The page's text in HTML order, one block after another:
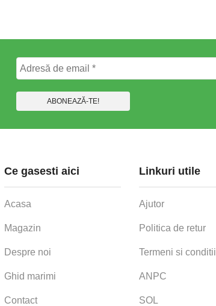
Ce gasesti aici
Acasa
Magazin
Despre noi
Ghid marimi
Contact
Linkuri utile
Ajutor
Politica de retur
Termeni si conditii
ANPC
SOL